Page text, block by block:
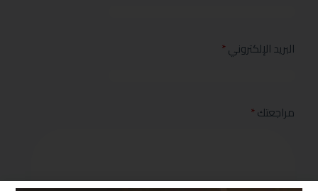
البريد الإلكتروني*
مراجعتك*